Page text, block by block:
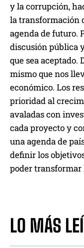
y la corrupción,
la transformación
agenda de futuro.
discusión pública
que sea aceptado.
mismo que nos
económico. Los
prioridad al
avaladas con
cada proyecto y
una agenda de
definir los
poder transformar
LO MÁS